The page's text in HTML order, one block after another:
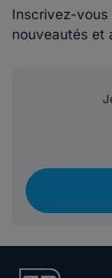
Inscrivez-vous
nouveautés et